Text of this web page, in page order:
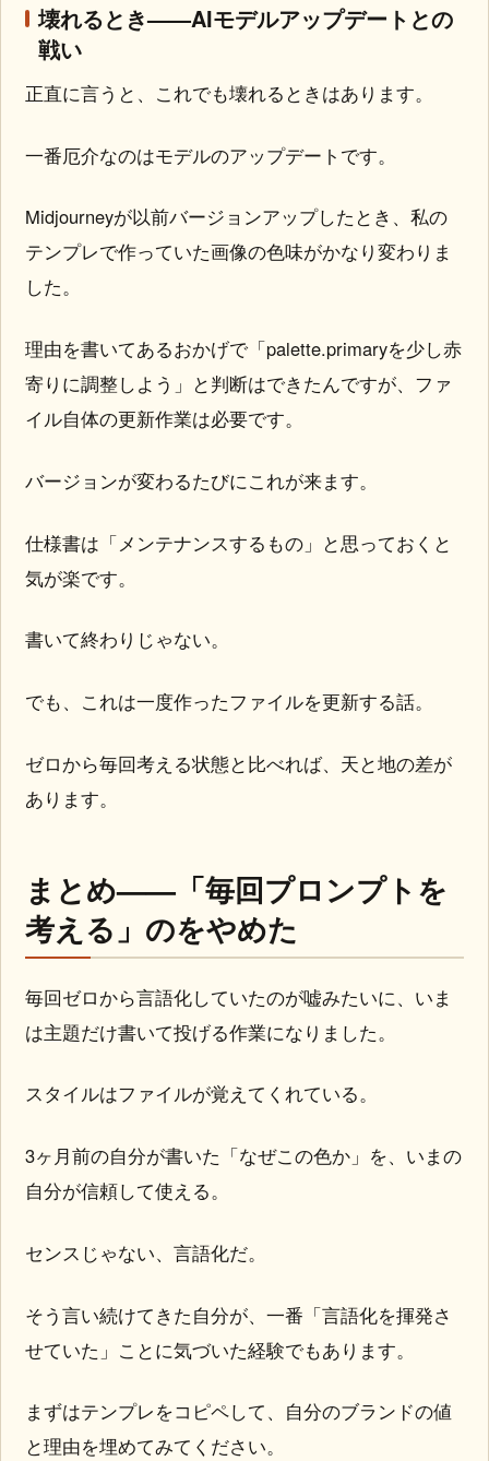
壊れるとき——AIモデルアップデートとの
戦い
正直に言うと、これでも壊れるときはあります。
一番厄介なのはモデルのアップデートです。
Midjourneyが以前バージョンアップしたとき、私の
テンプレで作っていた画像の色味がかなり変わりま
した。
理由を書いてあるおかげで「palette.primaryを少し赤
寄りに調整しよう」と判断はできたんですが、ファ
イル自体の更新作業は必要です。
バージョンが変わるたびにこれが来ます。
仕様書は「メンテナンスするもの」と思っておくと
気が楽です。
書いて終わりじゃない。
でも、これは一度作ったファイルを更新する話。
ゼロから毎回考える状態と比べれば、天と地の差が
あります。
まとめ——「毎回プロンプトを
考える」のをやめた
毎回ゼロから言語化していたのが嘘みたいに、いま
は主題だけ書いて投げる作業になりました。
スタイルはファイルが覚えてくれている。
3ヶ月前の自分が書いた「なぜこの色か」を、いまの
自分が信頼して使える。
センスじゃない、言語化だ。
そう言い続けてきた自分が、一番「言語化を揮発さ
せていた」ことに気づいた経験でもあります。
まずはテンプレをコピペして、自分のブランドの値
と理由を埋めてみてください。